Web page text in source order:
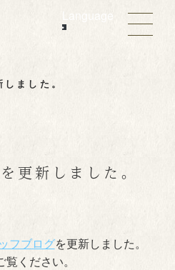
Language
ました。
更新しました。
フブログを更新しました。
ください。